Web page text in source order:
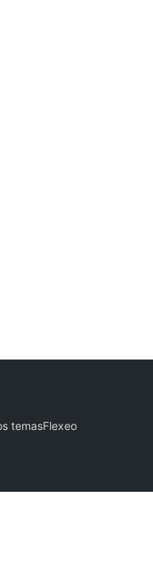
temasFlexeo